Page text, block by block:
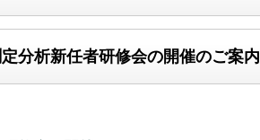
定分析新任者研修会の開催のご案内